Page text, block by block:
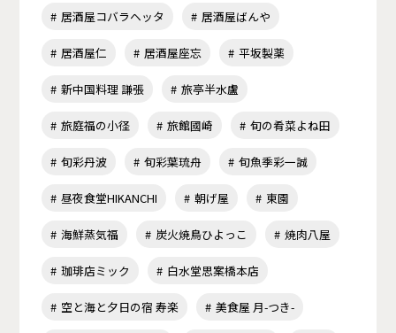
居酒屋コバラヘッタ 居酒屋ばんや
居酒屋仁 居酒屋座忘 平坂製薬
新中国料理 謙張 旅亭半水盧
旅庭福の小径 旅館國崎 旬の肴菜よね田
旬彩丹波 旬彩葉琉舟 旬魚季彩一誠
昼夜食堂HIKANCHI 朝げ屋 東園
海鮮蒸気福 炭火焼鳥ひよっこ 焼肉八屋
珈琲店ミック 白水堂思案橋本店
空と海と夕日の宿 寿楽 美食屋 月-つき-